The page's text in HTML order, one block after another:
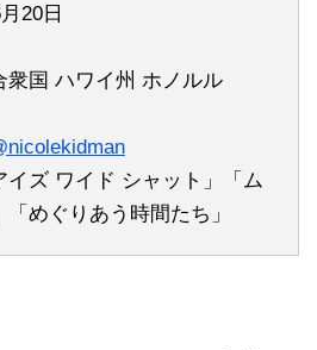
20日
衆国 ハワイ州 ホノルル
イズ ワイド シャット」「ム
めぐりあう時間たち」